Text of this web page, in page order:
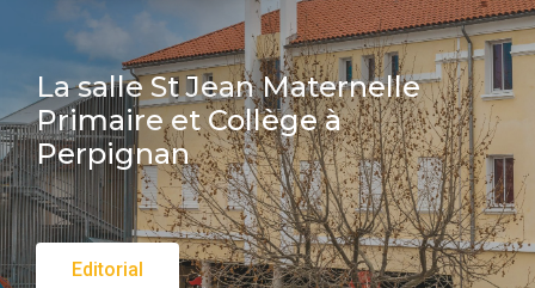
La salle St Jean Maternelle
Primaire et Collège à
Perpignan
Editorial